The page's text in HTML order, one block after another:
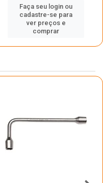
Faça seu login ou
cadastre-se para
ver preços e
comprar